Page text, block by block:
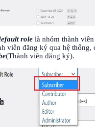
role là nhóm thành
viên đăng ký qua hệ thống,
(Thành viên đăng ký).